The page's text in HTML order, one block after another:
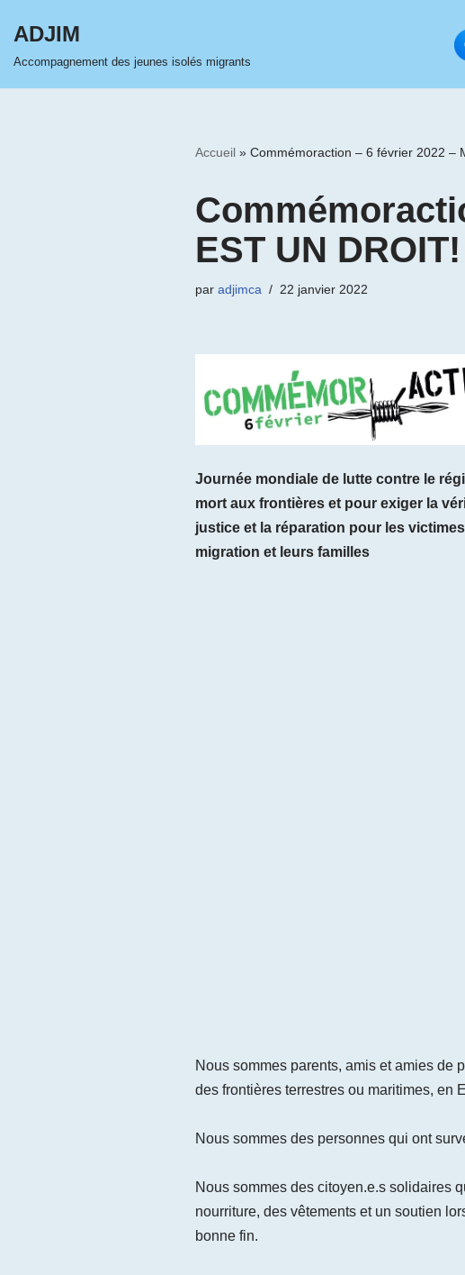
ADJIM
Accompagnement des jeunes isolés migrants
Accueil» Commémoraction – 6 février 2022 –
EST UN DROIT!
par adjimca 22 janvier 2022
Journée mondiale de lutte contre le
mort aux frontières et pour exiger la
justice et la réparation pour les
migration et leurs familles
Nous sommes parents, amis et amies de
des frontières terrestres ou maritimes, en
Nous sommes des personnes qui ont
Nous sommes des citoyen.e.s solidaires
nourriture, des vêtements et un soutien
bonne fin.